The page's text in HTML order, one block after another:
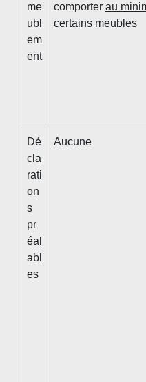
me
ubl
em
ent
comporter au
certains meubles
Dé
cla
rati
on
s
pr
éal
abl
es
Aucune